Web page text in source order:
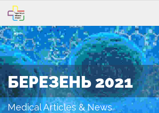
БЕРЕЗЕНЬ 2021
Medical Articles & News